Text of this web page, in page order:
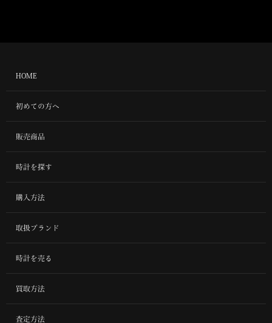
HOME
初めての方へ
販売商品
時計を探す
購入方法
取扱ブランド
時計を売る
買取方法
査定方法